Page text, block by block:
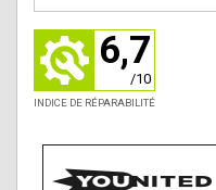
6,7
/10
INDICE DE RÉPARABILITÉ